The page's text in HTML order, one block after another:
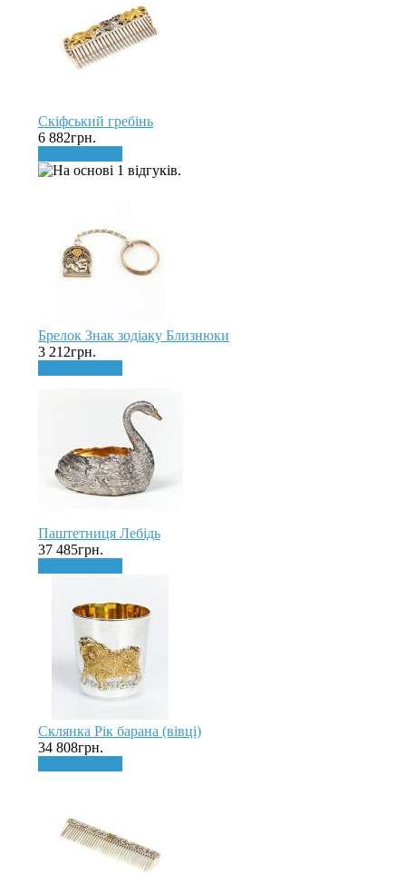
Скіфський гребінь
6 882грн.
Брелок Знак зодіаку Близнюки
3 212грн.
Паштетниця Лебідь
37 485грн.
Склянка Рік барана (вівці)
34 808грн.